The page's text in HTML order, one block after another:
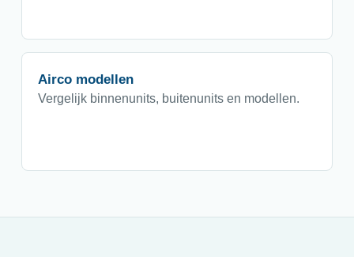
Airco modellen
Vergelijk binnenunits, buitenunits en modellen.